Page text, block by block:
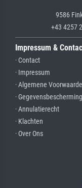
9586
+43 4257
Impressum &
· Contact
· Impressum
· Algemene
· Gegevensbescherming
· Annulatierecht
· Klachten
· Over Ons